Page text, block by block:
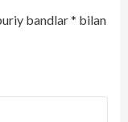
bandlar* bilan